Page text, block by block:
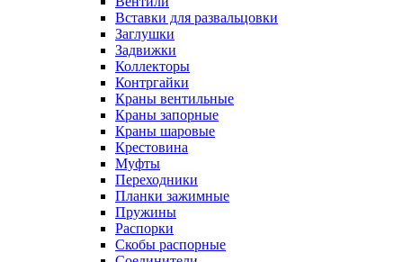
Вставки для развальцовки
Заглушки
Задвижки
Коллекторы
Контргайки
Краны вентильные
Краны запорные
Краны шаровые
Крестовина
Муфты
Переходники
Планки зажимные
Пружины
Распорки
Скобы распорные